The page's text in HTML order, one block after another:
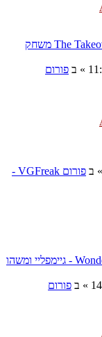
מהמפתח של Sonic Fan Remix - מגיע The Takeover משחק
» ב פורום
» ב
פורום VGFreak -
Monster Boy - ההמשך הרוחני של Wonder Boy - גיימפליי ומשהו
» ב פורום